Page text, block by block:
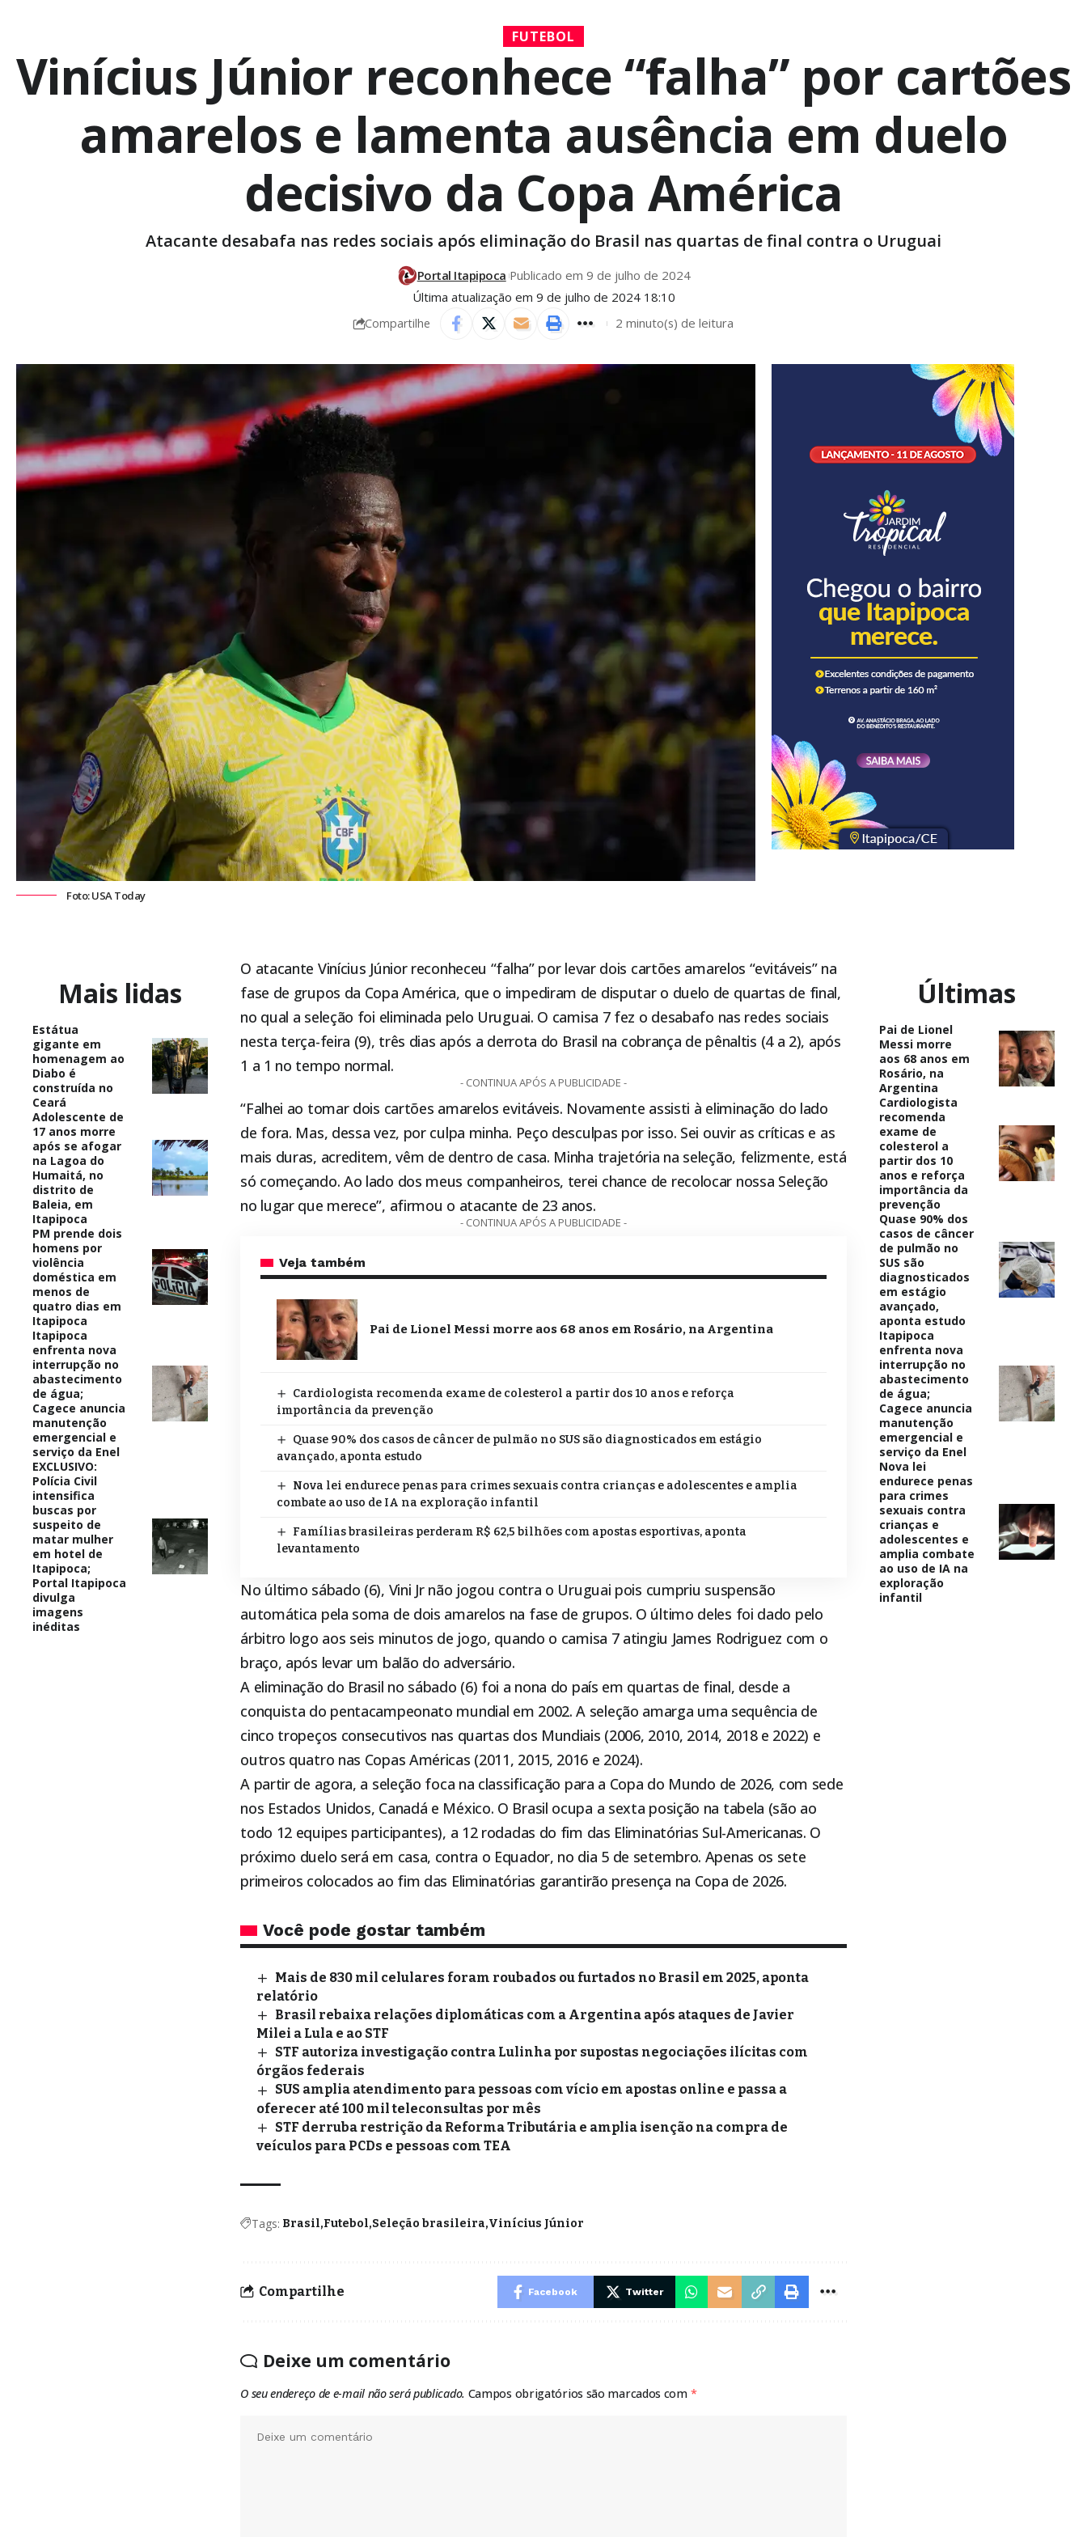
FUTEBOL
Vinícius Júnior reconhece “falha” por cartões
amarelos e lamenta ausência em duelo
decisivo da Copa América
Atacante desabafa nas redes sociais após eliminação do Brasil nas quartas de final contra o Uruguai
Última atualização em 9 de julho de 2024 18:10
Portal Itapipoca Publicado em 9 de julho de 2024
Compartilhe 2 minuto(s) de leitura
Foto: USA Today
Mais lidas
Estátua
gigante em
homenagem ao
Diabo é
construída no
Ceará
Adolescente de
17 anos morre
após se afogar
na Lagoa do
Humaitá, no
distrito de
Baleia, em
Itapipoca
PM prende dois
homens por
violência
doméstica em
menos de
quatro dias em
Itapipoca
Itapipoca
enfrenta nova
interrupção no
abastecimento
de água;
Cagece anuncia
manutenção
emergencial e
serviço da Enel
EXCLUSIVO:
Polícia Civil
intensifica
buscas por
suspeito de
matar mulher
em hotel de
Itapipoca;
Portal Itapipoca
divulga
imagens
inéditas
O atacante Vinícius Júnior reconheceu “falha” por levar dois cartões amarelos “evitáveis” na
fase de grupos da Copa América, que o impediram de disputar o duelo de quartas de final,
no qual a seleção foi eliminada pelo Uruguai. O camisa 7 fez o desabafo nas redes sociais
nesta terça-feira (9), três dias após a derrota do Brasil na cobrança de pênaltis (4 a 2), após
1 a 1 no tempo normal.
- CONTINUA APÓS A PUBLICIDADE -
“Falhei ao tomar dois cartões amarelos evitáveis. Novamente assisti à eliminação do lado
de fora. Mas, dessa vez, por culpa minha. Peço desculpas por isso. Sei ouvir as críticas e as
mais duras, acreditem, vêm de dentro de casa. Minha trajetória na seleção, felizmente, está
só começando. Ao lado dos meus companheiros, terei chance de recolocar nossa Seleção
no lugar que merece”, afirmou o atacante de 23 anos.
- CONTINUA APÓS A PUBLICIDADE -
Veja também
Pai de Lionel Messi morre aos 68 anos em Rosário, na Argentina
Cardiologista recomenda exame de colesterol a partir dos 10 anos e reforça
importância da prevenção
Quase 90% dos casos de câncer de pulmão no SUS são diagnosticados em estágio
avançado, aponta estudo
Nova lei endurece penas para crimes sexuais contra crianças e adolescentes e amplia
combate ao uso de IA na exploração infantil
Famílias brasileiras perderam R$ 62,5 bilhões com apostas esportivas, aponta
levantamento
No último sábado (6), Vini Jr não jogou contra o Uruguai pois cumpriu suspensão
automática pela soma de dois amarelos na fase de grupos. O último deles foi dado pelo
árbitro logo aos seis minutos de jogo, quando o camisa 7 atingiu James Rodriguez com o
braço, após levar um balão do adversário.
A eliminação do Brasil no sábado (6) foi a nona do país em quartas de final, desde a
conquista do pentacampeonato mundial em 2002. A seleção amarga uma sequência de
cinco tropeços consecutivos nas quartas dos Mundiais (2006, 2010, 2014, 2018 e 2022) e
outros quatro nas Copas Américas (2011, 2015, 2016 e 2024).
A partir de agora, a seleção foca na classificação para a Copa do Mundo de 2026, com sede
nos Estados Unidos, Canadá e México. O Brasil ocupa a sexta posição na tabela (são ao
todo 12 equipes participantes), a 12 rodadas do fim das Eliminatórias Sul-Americanas. O
próximo duelo será em casa, contra o Equador, no dia 5 de setembro. Apenas os sete
primeiros colocados ao fim das Eliminatórias garantirão presença na Copa de 2026.
Você pode gostar também
Mais de 830 mil celulares foram roubados ou furtados no Brasil em 2025, aponta
relatório
Brasil rebaixa relações diplomáticas com a Argentina após ataques de Javier
Milei a Lula e ao STF
STF autoriza investigação contra Lulinha por supostas negociações ilícitas com
órgãos federais
SUS amplia atendimento para pessoas com vício em apostas online e passa a
oferecer até 100 mil teleconsultas por mês
STF derruba restrição da Reforma Tributária e amplia isenção na compra de
veículos para PCDs e pessoas com TEA
Tags: Brasil Futebol Seleção brasileira Vinícius Júnior
Compartilhe Facebook Twitter
Deixe um comentário
O seu endereço de e-mail não será publicado. Campos obrigatórios são marcados com *
Últimas
Pai de Lionel
Messi morre
aos 68 anos em
Rosário, na
Argentina
Cardiologista
recomenda
exame de
colesterol a
partir dos 10
anos e reforça
importância da
prevenção
Quase 90% dos
casos de câncer
de pulmão no
SUS são
diagnosticados
em estágio
avançado,
aponta estudo
Itapipoca
enfrenta nova
interrupção no
abastecimento
de água;
Cagece anuncia
manutenção
emergencial e
serviço da Enel
Nova lei
endurece penas
para crimes
sexuais contra
crianças e
adolescentes e
amplia combate
ao uso de IA na
exploração
infantil